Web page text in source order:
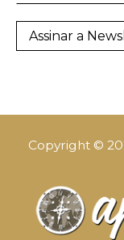
Copyright ©